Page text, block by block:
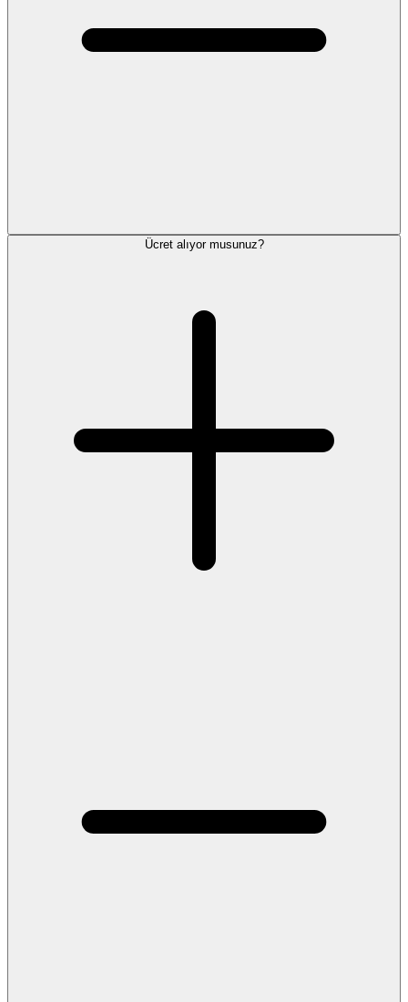
Ücret alıyor musunuz?